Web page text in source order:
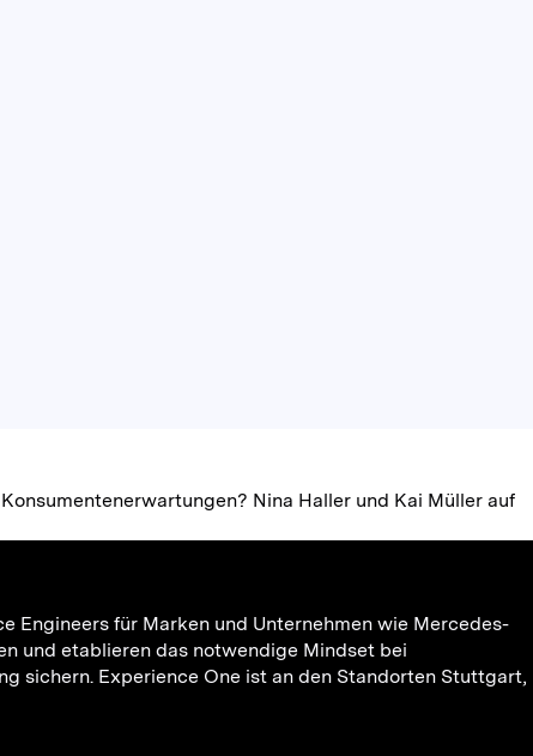
Nina Haller und Kai Müller auf
Engineers für Marken und Unternehmen wie Mercedes-
und etablieren das notwendige Mindset bei
sichern. Experience One ist an den Standorten Stuttgart,